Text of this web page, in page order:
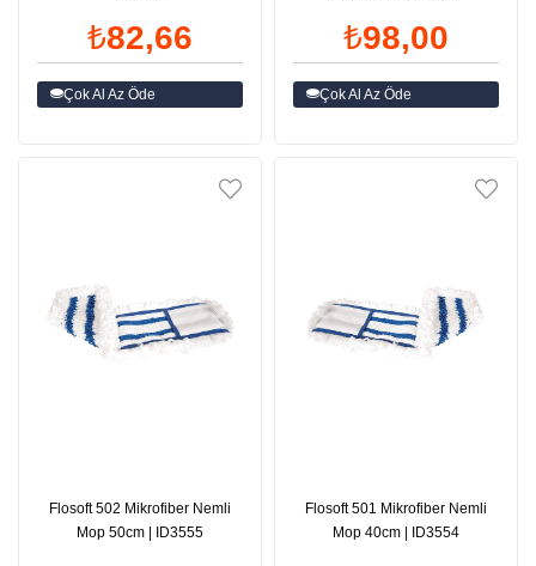
₺82,66
Çok Al Az Öde
₺98,00
Çok Al Az Öde
Flosoft 502 Mikrofiber Nemli
Mop 50cm | ID3555
Flosoft 501 Mikrofiber Nemli
Mop 40cm | ID3554